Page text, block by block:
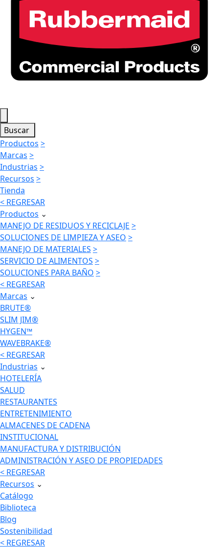
Buscar
Productos >
Marcas >
Industrias >
Recursos >
Tienda
< REGRESAR
Productos ⌄
MANEJO DE RESIDUOS Y RECICLAJE >
SOLUCIONES DE LIMPIEZA Y ASEO >
MANEJO DE MATERIALES >
SERVICIO DE ALIMENTOS >
SOLUCIONES PARA BAÑO >
< REGRESAR
Marcas ⌄
BRUTE®
SLIM JIM®
HYGEN™
WAVEBRAKE®
< REGRESAR
Industrias ⌄
HOTELERÍA
SALUD
RESTAURANTES
ENTRETENIMIENTO
ALMACENES DE CADENA
INSTITUCIONAL
MANUFACTURA Y DISTRIBUCIÓN
ADMINISTRACIÓN Y ASEO DE PROPIEDADES
< REGRESAR
Recursos ⌄
Catálogo
Biblioteca
Blog
Sostenibilidad
< REGRESAR